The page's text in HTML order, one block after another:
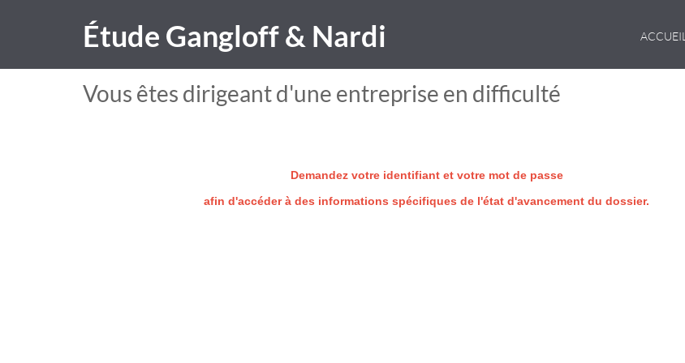
Étude Gangloff & Nardi ACCUEIL
Vous êtes dirigeant d'une entreprise en difficulté
Demandez votre identifiant et votre mot de passe
afin d'accéder à des informations spécifiques de l'état d'avancement du dossier.